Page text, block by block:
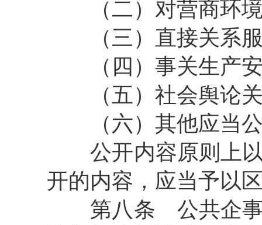
（二）对营商环境
（三）直接关系服
（四）事关生产安
（五）社会舆论关
（六）其他应当公
公开内容原则上以
开的内容，应当予以
第八条 公共企事